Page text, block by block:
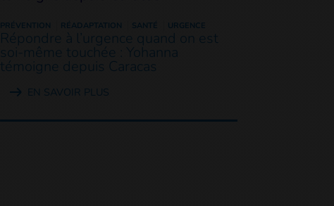
PRÉVENTION RÉADAPTATION SANTÉ URGENCE
Répondre à l’urgence quand on est
soi-même touchée : Yohanna
témoigne depuis Caracas
EN SAVOIR PLUS